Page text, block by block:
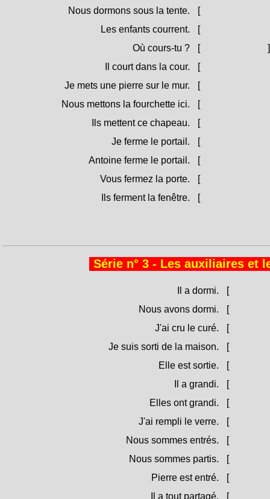
Nous dormons sous la tente.
[
Les enfants courrent.
[
Où cours-tu ?
[
]
Il court dans la cour.
[
Je mets une pierre sur le mur.
[
Nous mettons la fourchette ici.
[
Ils mettent ce chapeau.
[
Je ferme le portail.
[
Antoine ferme le portail.
[
Vous fermez la porte.
[
Ils ferment la fenêtre.
[
Série n° 3 - Les auxiliaires et
Il a dormi. [
Nous avons dormi.
[
J'ai cru le curé.
[
Je suis sorti de la maison.
[
Elle est sortie.
[
Il a grandi.
[
Elles ont grandi.
[
J'ai rempli le verre.
[
Nous sommes entrés.
[
Nous sommes partis.
[
Pierre est entré.
[
Il a tout partagé.
[